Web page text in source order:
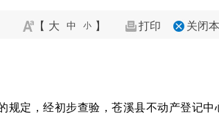
【 大 中 小 】 打印 关闭
规定，经初步查验，苍溪县不动产登记